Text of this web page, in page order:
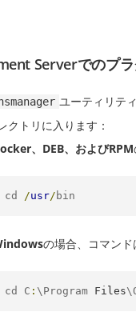
Serverでのプ
ユーティリテ
クトリに入ります：
、DEB、およびRPM
cd /usr/ bin
の場合、コマンド
cd C : \Program Files